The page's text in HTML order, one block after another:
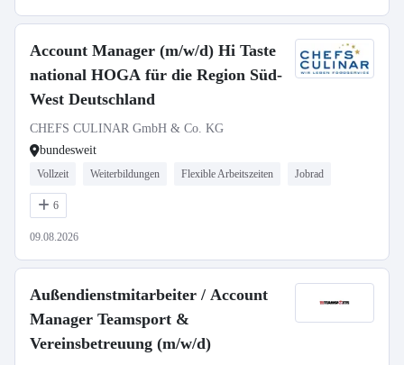
Account Manager (m/w/d) Hi Taste
national HOGA für die Region Süd-
West Deutschland
CHEFS CULINAR GmbH & Co. KG
bundesweit
Vollzeit Weiterbildungen Flexible Arbeitszeiten Jobrad
6
09.08.2026
Außendienstmitarbeiter / Account
Manager Teamsport &
Vereinsbetreuung (m/w/d)